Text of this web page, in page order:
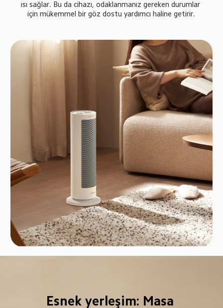
ısı sağlar. Bu da cihazı, odaklanmanız gereken durumlar
için mükemmel bir göz dostu yardımcı haline getirir.
Esnek yerleşim: Masa